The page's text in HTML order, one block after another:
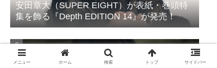
安田章大（SUPER EIGHT）が表紙・巻頭特
集を飾る『Depth EDITION 14』が発売！
メニュー ホーム 検索 トップ サイドバー